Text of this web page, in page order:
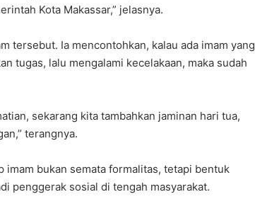
Kota Makassar,” jelasnya.
tersebut. Ia mencontohkan, kalau ada imam yang
tugas, lalu mengalami kecelakaan, maka sudah
sekarang kita tambahkan jaminan hari tua,
terangnya.
imam bukan semata formalitas, tetapi bentuk
penggerak sosial di tengah masyarakat.